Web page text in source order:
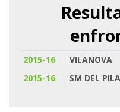
2015-16 VILANOVA
2015-16
SM DEL